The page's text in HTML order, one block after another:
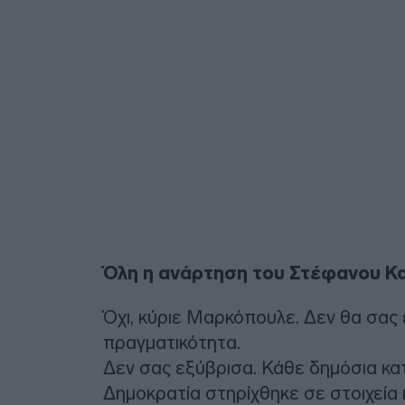
Όλη η ανάρτηση του Στέφανου
Όχι, κύριε Μαρκόπουλε. Δεν θα
πραγματικότητα.
Δεν σας εξύβρισα. Κάθε δημόσια
Δημοκρατία στηρίχθηκε σε στοιχεία